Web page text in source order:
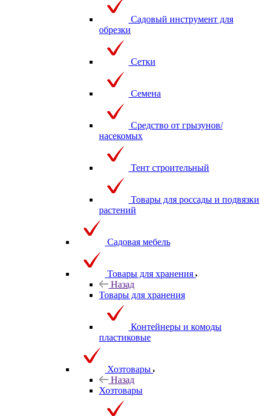
Садовый инструмент для
обрезки
Сетки
Семена
Средство от грызунов/
насекомых
Тент строительный
Товары для россады и подвязки
растений
Садовая мебель
Товары для хранения
Назад
Товары для хранения
Контейнеры и комоды
пластиковые
Хозтовары
Назад
Хозтовары